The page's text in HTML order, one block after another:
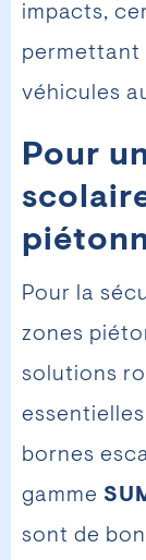
impacts,
permettant
véhicules
Pour
Pour la
zones
solutions
bornes
gamme
sont de